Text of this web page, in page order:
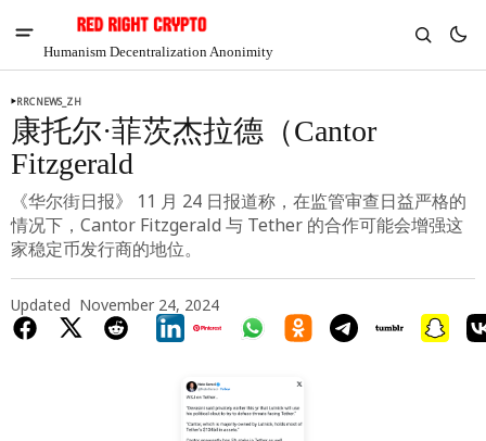
Humanism Decentralization Anonimity
RRCNEWS_ZH
康托尔·菲茨杰拉德（Cantor
Fitzgerald
《华尔街日报》 11 月 24 日报道称，在监管审查日益严格的
情况下，Cantor Fitzgerald 与 Tether 的合作可能会增强这
家稳定币发行商的地位。
Updated November 24, 2024